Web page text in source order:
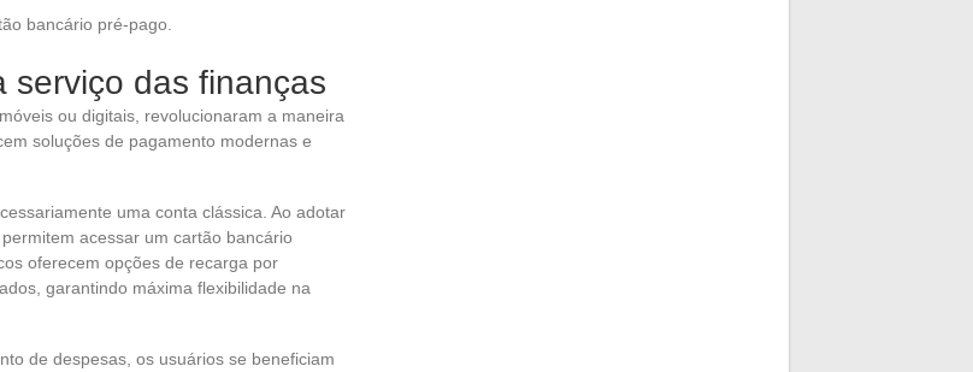
bancário pré-pago.
serviço das finanças
ou digitais, revolucionaram a maneira
soluções de pagamento modernas e
uma conta clássica. Ao adotar
acessar um cartão bancário
oferecem opções de recarga por
garantindo máxima flexibilidade na
de despesas, os usuários se beneficiam